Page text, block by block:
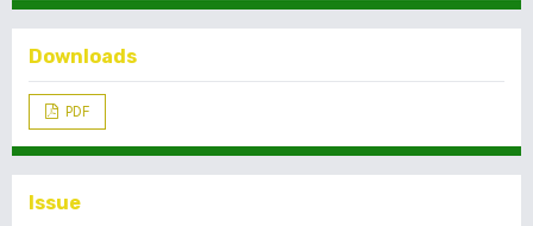
Downloads
PDF
Issue